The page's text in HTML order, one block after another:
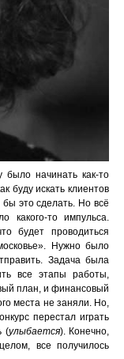
начинать как-то
буду искать клиентов
это сделать. Но всё
то импульса.
будет проводиться
Нужно было
Задача была
все этапы работы,
план, и финансовый
места не заняли. Но,
перестал играть
(улыбается). Конечно,
все получилось